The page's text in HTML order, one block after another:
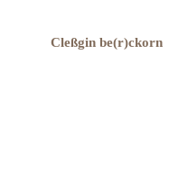
Cleßgin be(r)ckorn